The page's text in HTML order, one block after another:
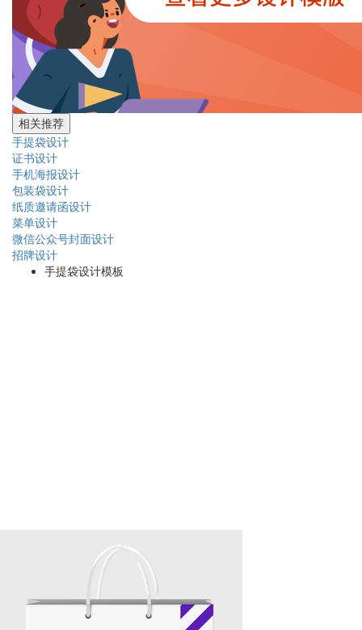
相关推荐
手提袋设计
证书设计
手机海报设计
包装袋设计
纸质邀请函设计
菜单设计
微信公众号封面设计
招牌设计
手提袋设计模板